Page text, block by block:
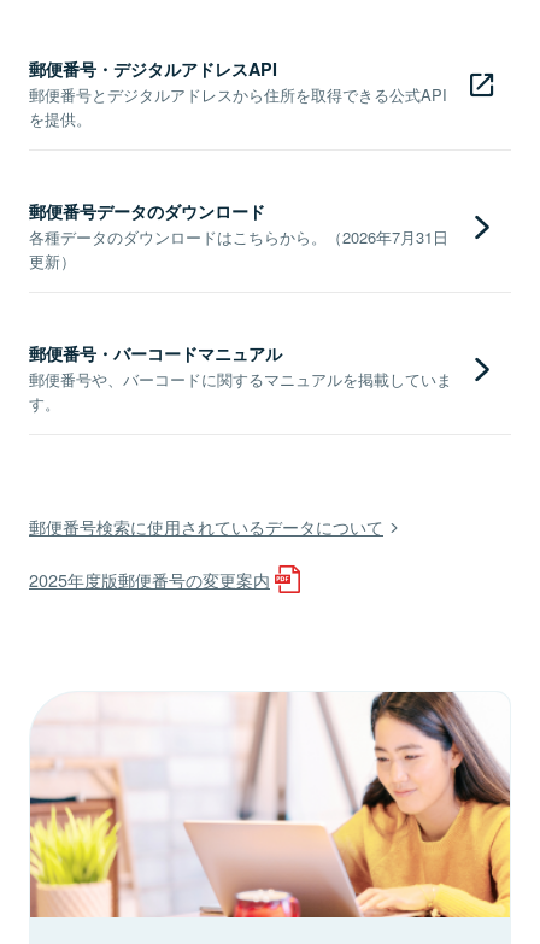
郵便番号・デジタルアドレスAPI
郵便番号とデジタルアドレスから住所を取得できる公式API
を提供。
郵便番号データのダウンロード
各種データのダウンロードはこちらから。（2026年7月31日
更新）
郵便番号・バーコードマニュアル
郵便番号や、バーコードに関するマニュアルを掲載していま
す。
郵便番号検索に使用されているデータについて
2025年度版郵便番号の変更案内